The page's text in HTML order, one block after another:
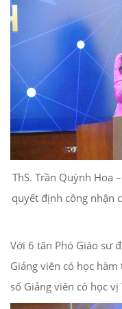
ThS. Trần Quỳnh Hoa
quyết định công nhận
Với 6 tân Phó Giáo sư
Giảng viên có học
số Giảng viên có học